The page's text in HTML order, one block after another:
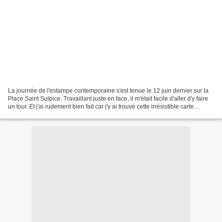
La journée de l'estampe contemporaine s'est tenue le 12 juin dernier sur la
Place Saint Sulpice. Travaillant juste en face, il m'était facile d'aller d'y faire
un tour. Et j'ai rudement bien fait car j'y ai trouvé cette irrésistible carte